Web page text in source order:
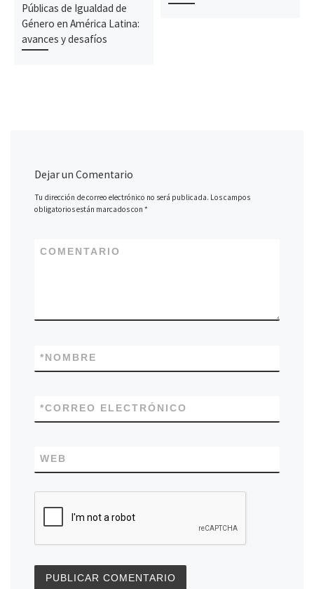
Públicas de Igualdad de
Género en América Latina:
avances y desafíos
Dejar un Comentario
Tu dirección de correo electrónico no será publicada. Los campos
obligatorios están marcados con*
COMENTARIO
NOMBRE
*
CORREO ELECTRÓNICO
*
WEB